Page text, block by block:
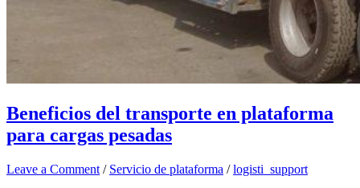
Beneficios del transporte en plataforma
para cargas pesadas
Leave a Comment / Servicio de plataforma /logisti_support